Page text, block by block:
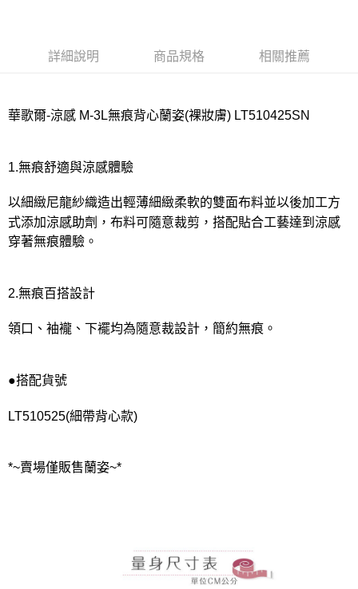
詳細說明 商品規格 相關推薦
華歌爾-涼感 M-3L無痕背心蘭姿(裸妝膚) LT510425SN
1.無痕舒適與涼感體驗
以細緻尼龍紗織造出輕薄細緻柔軟的雙面布料並以後加工方
式添加涼感助劑，布料可隨意裁剪，搭配貼合工藝達到涼感
穿著無痕體驗。
2.無痕百搭設計
領口、袖襱、下襬均為隨意裁設計，簡約無痕。
●搭配貨號
LT510525(細帶背心款)
*~賣場僅販售蘭姿~*